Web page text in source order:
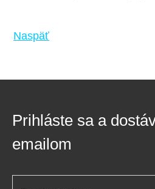
Naspäť
Prihláste sa a
emailom